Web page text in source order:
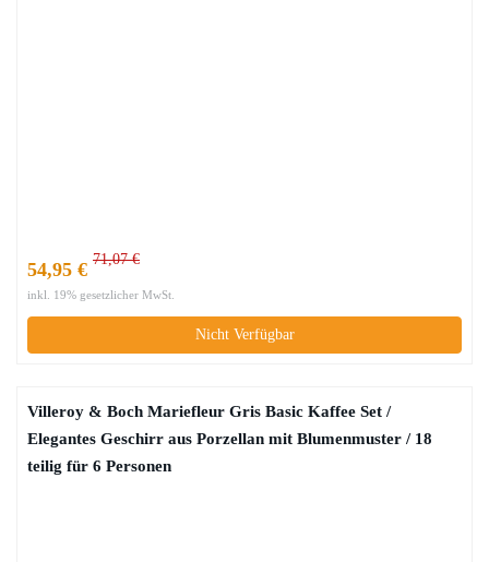
54,95 € 71,07 €
inkl. 19% gesetzlicher MwSt.
Nicht Verfügbar
Villeroy & Boch Mariefleur Gris Basic Kaffee Set /
Elegantes Geschirr aus Porzellan mit Blumenmuster / 18
teilig für 6 Personen